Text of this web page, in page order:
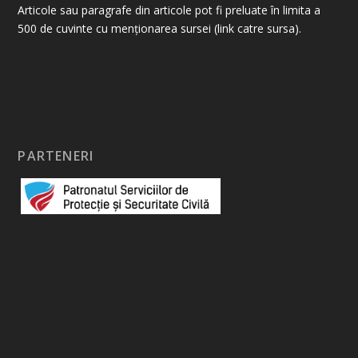
Articole sau paragrafe din articole pot fi preluate în limita a
500 de cuvinte cu menționarea sursei (link catre sursa).
PARTENERI